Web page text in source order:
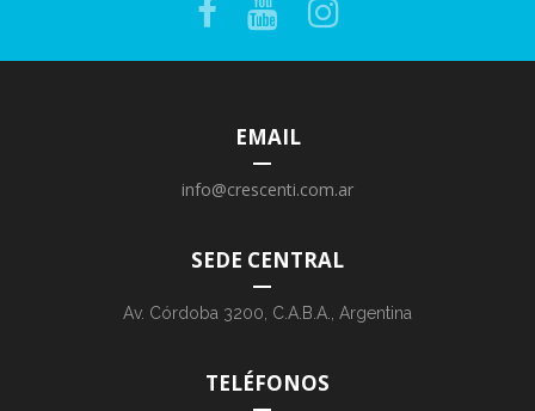
EMAIL
info@crescenti.com.ar
SEDE CENTRAL
Av. Córdoba 3200, C.A.B.A., Argentina
TELÉFONOS